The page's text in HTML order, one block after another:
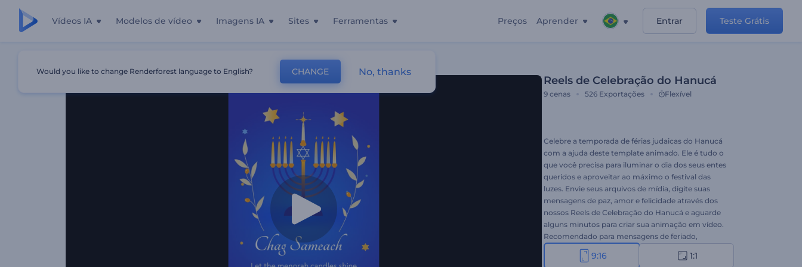
Vídeos IA Modelos de vídeo Imagens IA Sites Ferramentas Preços Aprender Entrar Teste Grátis
Reels de Celebração do Hanucá
9 cenas 526 Exportações Flexível
Celebre a temporada de férias judaicas do Hanucá
com a ajuda deste template animado. Ele é tudo o
que você precisa para iluminar o dia dos seus entes
queridos e aproveitar ao máximo o festival das
luzes. Envie seus arquivos de mídia, digite suas
mensagens de paz, amor e felicidade através dos
nossos Reels de Celebração do Hanucá e aguarde
alguns minutos para criar sua animação em vídeo.
Recomendado para mensagens de feriado,
saudações em vídeo, convites de festas e muito
mais. Dê uma chance agora!
9:16 1:1
Would you like to change Renderforest language to English? CHANGE No, thanks